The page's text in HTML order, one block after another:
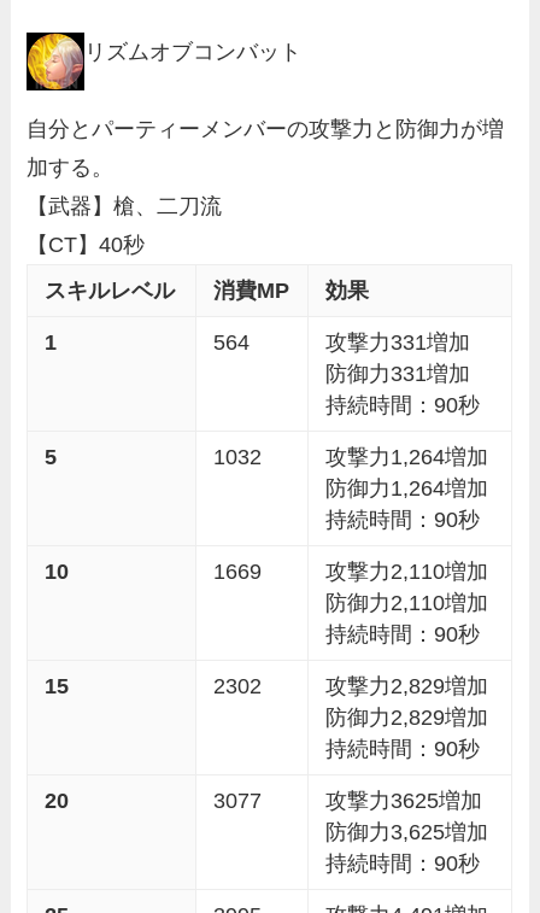
リズムオブコンバット
自分とパーティーメンバーの攻撃力と防御力が増
加する。
【武器】槍、二刀流
【CT】40秒
スキルレベル
消費MP 効果
1 564
攻撃力331増加
防御力331増加
持続時間：90秒
5 1032
攻撃力1,264増加
防御力1,264増加
持続時間：90秒
10 1669
攻撃力2,110増加
防御力2,110増加
持続時間：90秒
15 2302
攻撃力2,829増加
防御力2,829増加
持続時間：90秒
20 3077
攻撃力3625増加
防御力3,625増加
持続時間：90秒